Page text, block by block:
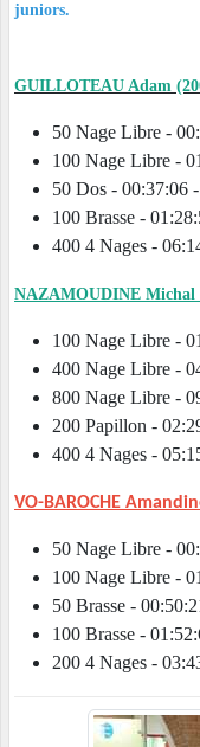
juniors.
GUILLOTEAU Adam
50 Nage Libre -
100 Nage Libre -
50 Dos - 00:37:06
100 Brasse -
400 4 Nages -
NAZAMOUDINE Michal
100 Nage Libre -
400 Nage Libre -
800 Nage Libre -
200 Papillon -
400 4 Nages -
VO-BAROCHE
50 Nage Libre -
100 Nage Libre -
50 Brasse -
100 Brasse -
200 4 Nages -